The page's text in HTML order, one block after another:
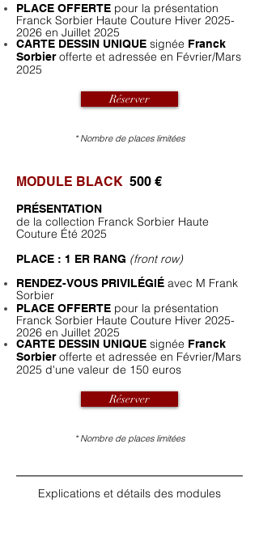
PLACE OFFERTE pour la présentation
Franck Sorbier Haute Couture Hiver 2025-
2026 en Juillet 2025
CARTE DESSIN UNIQUE signée Franck
Sorbierofferte et adressée en Février/Mars
2025
Réserver
* Nombre de places limitées
MODULE BLACK 500 €
PRÉSENTATION
de la collection Franck Sorbier Haute
Couture Été 2025
PLACE : 1 ER RANG (front row)
RENDEZ-VOUS PRIVILÉGIÉ avec M Frank
Sorbier
PLACE OFFERTE pour la présentation
Franck Sorbier Haute Couture Hiver 2025-
2026 en Juillet 2025
CARTE DESSIN UNIQUE signée Franck
Sorbierofferte et adressée en Février/Mars
2025 d'une valeur de 150 euros
Réserver
* Nombre de places limitées
Explications et détails des modules